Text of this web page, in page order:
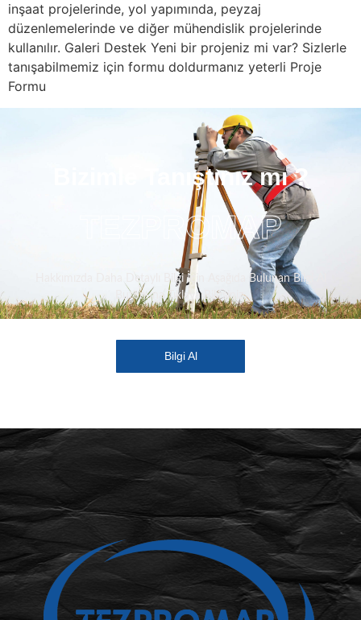
inşaat projelerinde, yol yapımında, peyzaj
düzenlemelerinde ve diğer mühendislik projelerinde
kullanılır. Galeri Destek Yeni bir projeniz mi var? Sizlerle
tanışabilmemiz için formu doldurmanız yeterli Proje
Formu
Bizimle Tanıştınız mı ?
TEZPROMAP
Hakkımızda Daha Detaylı Bilgi İçin Aşağıda Bulunan Bilgi Al
Butonuna Tıklaya Bilirsiniz.
Bilgi Al